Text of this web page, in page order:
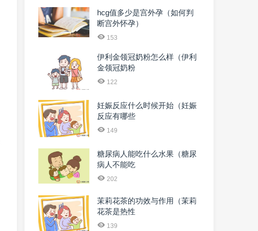
hcg值多少是宫外孕（如何判
断宫外怀孕）
153
伊利金领冠奶粉怎么样（伊利
金领冠奶粉
122
妊娠反应什么时候开始（妊娠
反应有哪些
149
糖尿病人能吃什么水果（糖尿
病人不能吃
202
茉莉花茶的功效与作用（茉莉
花茶是热性
139